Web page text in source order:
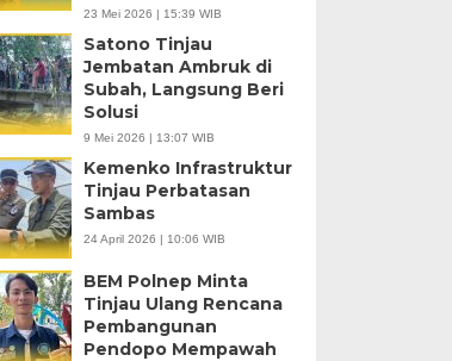
23 Mei 2026 | 15:39 WIB
Satono Tinjau
Jembatan Ambruk di
Subah, Langsung Beri
Solusi
9 Mei 2026 | 13:07 WIB
Kemenko Infrastruktur
Tinjau Perbatasan
Sambas
24 April 2026 | 10:06 WIB
BEM Polnep Minta
Tinjau Ulang Rencana
Pembangunan
Pendopo Mempawah